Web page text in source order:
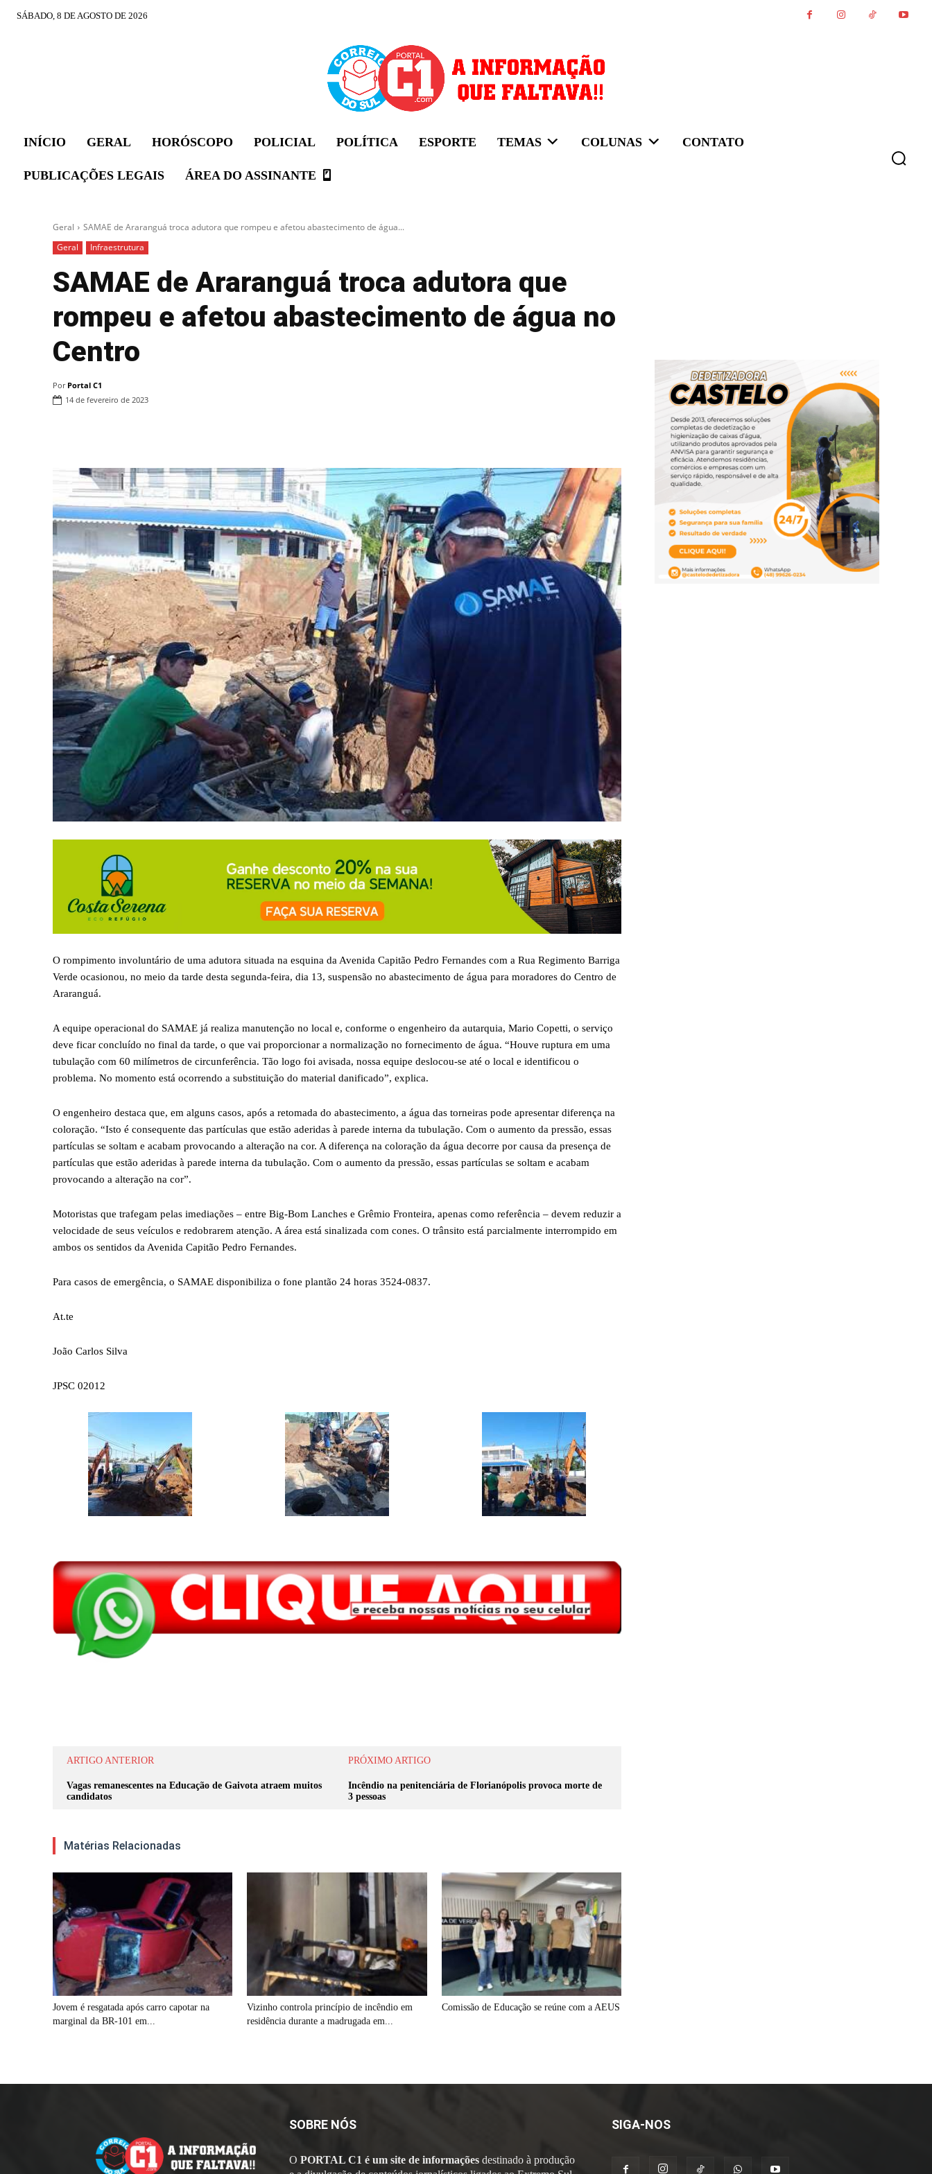
SÁBADO, 8 DE AGOSTO DE 2026
INÍCIO GERAL HORÓSCOPO POLICIAL POLÍTICA ESPORTE TEMAS COLUNAS CONTATO
PUBLICAÇÕES LEGAIS ÁREA DO ASSINANTE
Geral
SAMAE de Araranguá troca adutora que rompeu e afetou abastecimento de água...
Geral
Infraestrutura
SAMAE de Araranguá troca adutora que
rompeu e afetou abastecimento de água no
Centro
Por Portal C1
14 de fevereiro de 2023
O rompimento involuntário de uma adutora situada na esquina da Avenida Capitão Pedro Fernandes com a Rua Regimento Barriga
Verde ocasionou, no meio da tarde desta segunda-feira, dia 13, suspensão no abastecimento de água para moradores do Centro de
Araranguá.
A equipe operacional do SAMAE já realiza manutenção no local e, conforme o engenheiro da autarquia, Mario Copetti, o serviço
deve ficar concluído no final da tarde, o que vai proporcionar a normalização no fornecimento de água. “Houve ruptura em uma
tubulação com 60 milímetros de circunferência. Tão logo foi avisada, nossa equipe deslocou-se até o local e identificou o
problema. No momento está ocorrendo a substituição do material danificado”, explica.
O engenheiro destaca que, em alguns casos, após a retomada do abastecimento, a água das torneiras pode apresentar diferença na
coloração. “Isto é consequente das partículas que estão aderidas à parede interna da tubulação. Com o aumento da pressão, essas
partículas se soltam e acabam provocando a alteração na cor. A diferença na coloração da água decorre por causa da presença de
partículas que estão aderidas à parede interna da tubulação. Com o aumento da pressão, essas partículas se soltam e acabam
provocando a alteração na cor”.
Motoristas que trafegam pelas imediações – entre Big-Bom Lanches e Grêmio Fronteira, apenas como referência – devem reduzir a
velocidade de seus veículos e redobrarem atenção. A área está sinalizada com cones. O trânsito está parcialmente interrompido em
ambos os sentidos da Avenida Capitão Pedro Fernandes.
Para casos de emergência, o SAMAE disponibiliza o fone plantão 24 horas 3524-0837.
At.te
João Carlos Silva
JPSC 02012
ARTIGO ANTERIOR
Vagas remanescentes na Educação de Gaivota atraem muitos
candidatos
PRÓXIMO ARTIGO
Incêndio na penitenciária de Florianópolis provoca morte de
3 pessoas
Matérias Relacionadas
Jovem é resgatada após carro capotar na
marginal da BR-101 em...
Vizinho controla princípio de incêndio em
residência durante a madrugada em...
Comissão de Educação se reúne com a AEUS
SOBRE NÓS
O PORTAL C1 é um site de informações destinado à produção
SIGA-NOS